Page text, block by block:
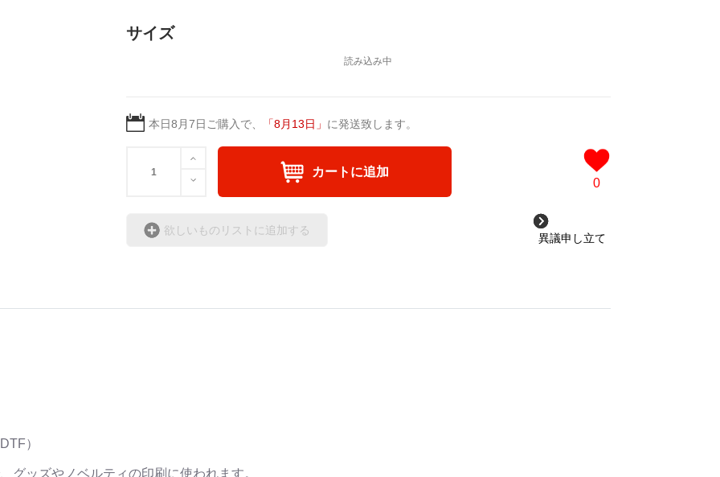
＜小説+作詞20曲+挿画50作品>
英語版: https://amzn.asia/d/bpIME7s
▶︎弛まぬ言霊 <+挿画/スケッチ&塗り絵ver.版>
-ロードムービー系ミュージカル小説 +作詞20曲
＜著者/小説:作詞:挿画作成＞
<作品情報:配信中.> -Thank you for your time.
サイズ
本日8月7日 ご購入で、 「8月13日 」 に発送致します。
カートに追加
0
欲しいものリストに追加する
異議申し立て
）
グッズやノベルティの印刷に使われます。